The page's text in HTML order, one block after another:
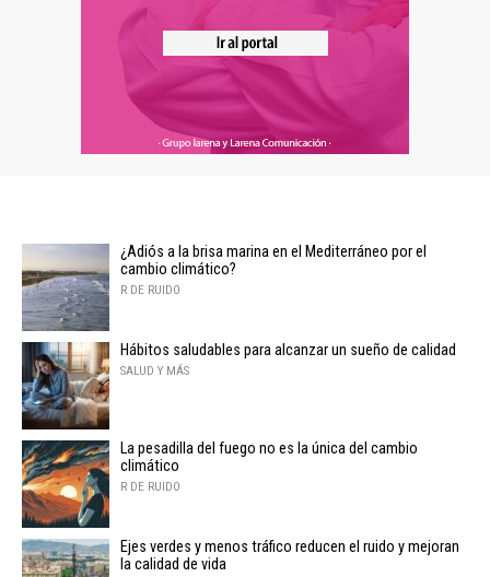
¿Adiós a la brisa marina en el Mediterráneo por el
cambio climático?
R DE RUIDO
Hábitos saludables para alcanzar un sueño de calidad
SALUD Y MÁS
La pesadilla del fuego no es la única del cambio
climático
R DE RUIDO
Ejes verdes y menos tráfico reducen el ruido y mejoran
la calidad de vida